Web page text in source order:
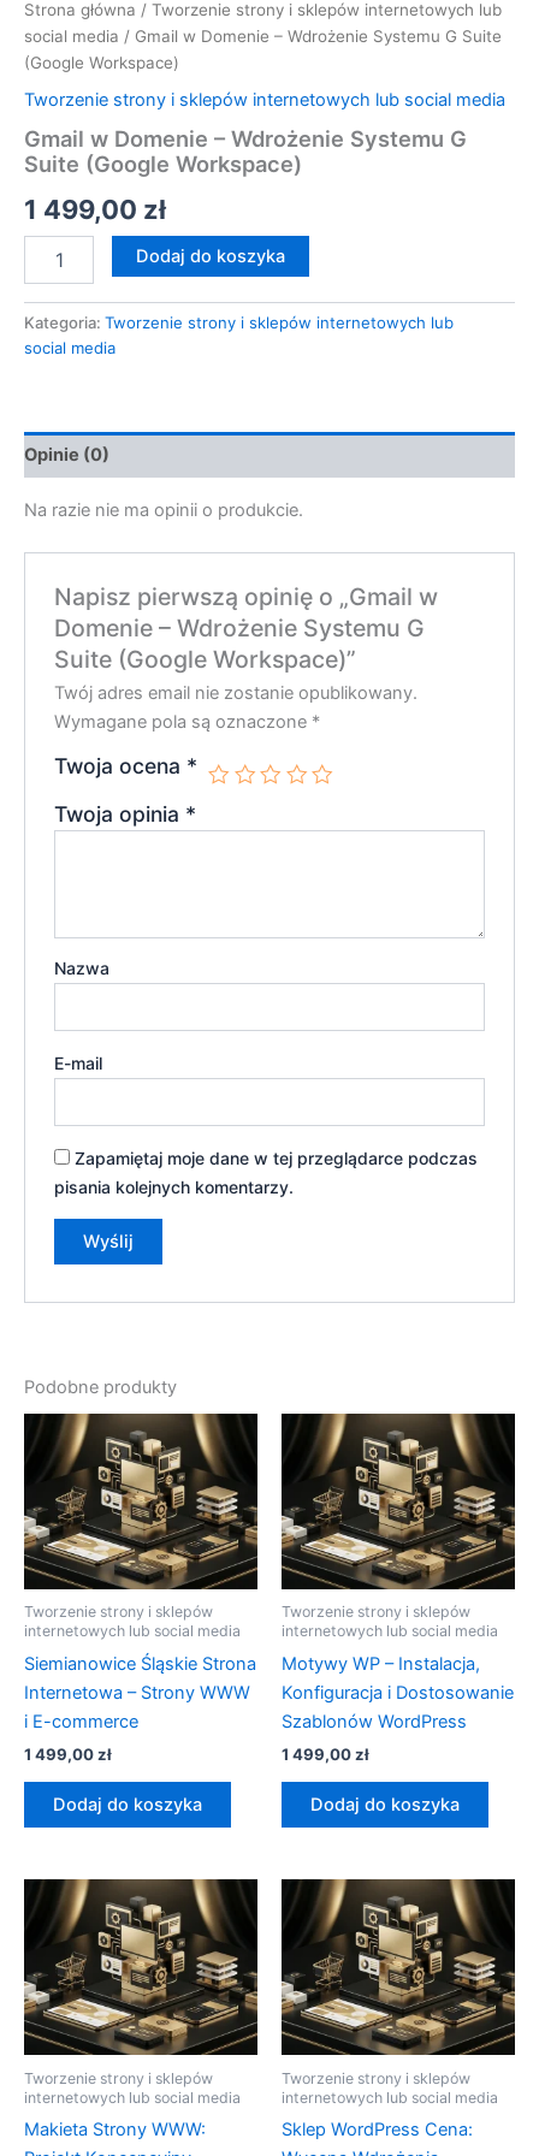
Strona główna / Tworzenie strony i sklepów internetowych lub
social media / Gmail w Domenie – Wdrożenie Systemu G Suite
(Google Workspace)
Tworzenie strony i sklepów internetowych lub social media
Gmail w Domenie – Wdrożenie Systemu G
Suite (Google Workspace)
1 499,00 zł
Dodaj do koszyka
Kategoria: Tworzenie strony i sklepów internetowych lub
social media
Opinie (0)
Na razie nie ma opinii o produkcie.
Napisz pierwszą opinię o „Gmail w
Domenie – Wdrożenie Systemu G
Suite (Google Workspace)”
Twój adres email nie zostanie opublikowany.
Wymagane pola są oznaczone *
Twoja ocena *
Twoja opinia *
Nazwa
E-mail
Zapamiętaj moje dane w tej przeglądarce podczas
pisania kolejnych komentarzy.
Podobne produkty
Tworzenie strony i sklepów
internetowych lub social media
Siemianowice Śląskie Strona
Internetowa – Strony WWW
i E-commerce
1 499,00zł
Dodaj do koszyka
Tworzenie strony i sklepów
internetowych lub social media
Motywy WP – Instalacja,
Konfiguracja i Dostosowanie
Szablonów WordPress
1 499,00zł
Dodaj do koszyka
Tworzenie strony i sklepów
internetowych lub social media
Makieta Strony WWW:
Tworzenie strony i sklepów
internetowych lub social media
Sklep WordPress Cena: